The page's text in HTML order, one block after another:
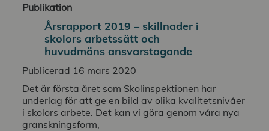
Publikation
Årsrapport 2019 – skillnader i
skolors arbetssätt och
huvudmäns ansvarstagande
Publicerad 16 mars 2020
Det är första året som Skolinspektionen har
underlag för att ge en bild av olika kvalitetsnivåer
i skolors arbete. Det kan vi göra genom våra nya
granskningsform,